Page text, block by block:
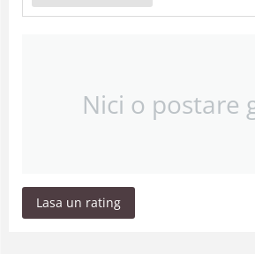
Nici o postare
Lasa un rating